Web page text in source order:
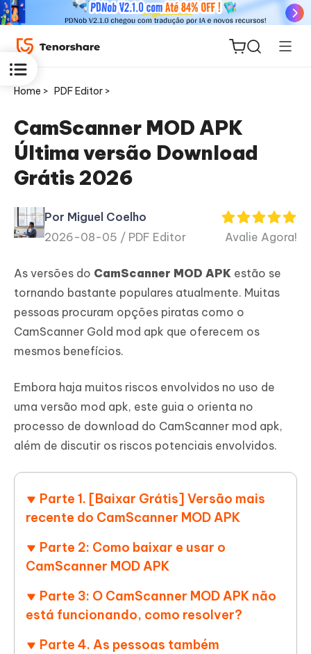
ReiBoot
for iOS
PDNob
PDF
Novo
iAnyGo
Home > PDF Editor >
CamScanner MOD APK
Última versão Download
Grátis 2026
Por Miguel Coelho
2026-08-05 / PDF Editor Avalie Agora!
As versões do CamScanner MOD APK estão se
tornando bastante populares atualmente. Muitas
pessoas procuram opções piratas como o
CamScanner Gold mod apk que oferecem os
mesmos benefícios.
Embora haja muitos riscos envolvidos no uso de
uma versão mod apk, este guia o orienta no
processo de download do CamScanner mod apk,
além de discutir os riscos potenciais envolvidos.
Parte 1. [Baixar Grátis] Versão mais
recente do CamScanner MOD APK
Parte 2: Como baixar e usar o
CamScanner MOD APK
Parte 3: O CamScanner MOD APK não
está funcionando, como resolver?
Parte 4. As pessoas também